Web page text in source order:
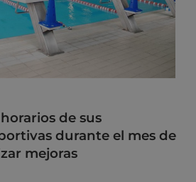
de sus
durante el mes de
mejoras